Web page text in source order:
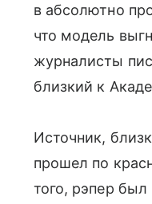
в абсолютно
что модель
журналисты
близкий к
Источник,
прошел по
того, рэпер